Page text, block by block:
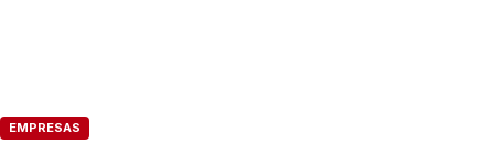
EMPRESAS